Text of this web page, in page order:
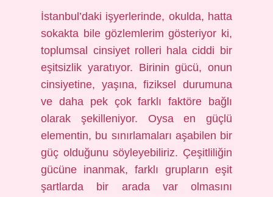
İstanbul’daki işyerlerinde, okulda, hatta
sokakta bile gözlemlerim gösteriyor ki,
toplumsal cinsiyet rolleri hala ciddi bir
eşitsizlik yaratıyor. Birinin gücü, onun
cinsiyetine, yaşına, fiziksel durumuna
ve daha pek çok farklı faktöre bağlı
olarak şekilleniyor. Oysa en güçlü
elementin, bu sınırlamaları aşabilen bir
güç olduğunu söyleyebiliriz. Çeşitliliğin
gücüne inanmak, farklı grupların eşit
şartlarda bir arada var olmasını